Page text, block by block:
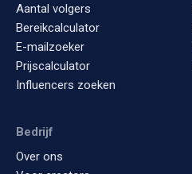
Aantal volgers
Bereikcalculator
E-mailzoeker
Prijscalculator
Influencers zoeken
Bedrijf
Over ons